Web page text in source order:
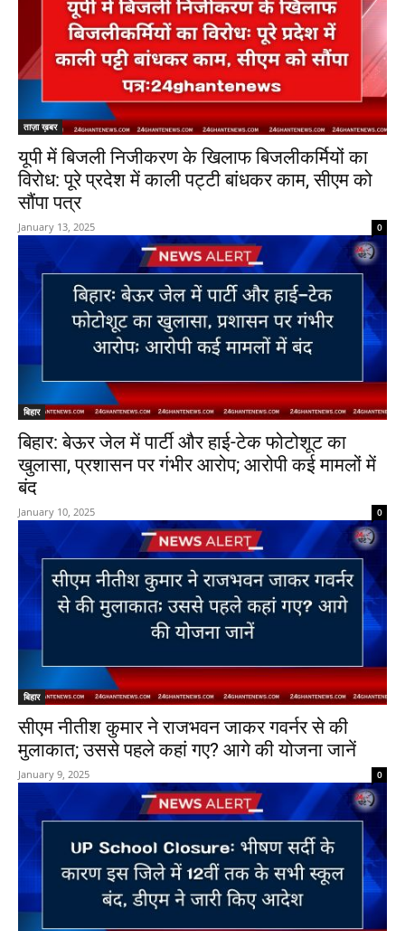
ताज़ा ख़बर
यूपी में बिजली निजीकरण के खिलाफ बिजलीकर्मियों का
विरोध: पूरे प्रदेश में काली पट्टी बांधकर काम, सीएम को
सौंपा पत्र
January 13, 2025 0
बिहार
बिहार: बेऊर जेल में पार्टी और हाई-टेक फोटोशूट का
खुलासा, प्रशासन पर गंभीर आरोप; आरोपी कई मामलों में
बंद
January 10, 2025 0
बिहार
सीएम नीतीश कुमार ने राजभवन जाकर गवर्नर से की
मुलाकात; उससे पहले कहां गए? आगे की योजना जानें
January 9, 2025 0